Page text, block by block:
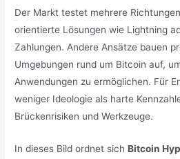
Der Markt testet mehrere
orientierte Lösungen wie Lightning
Zahlungen. Andere Ansätze bauen
Umgebungen rund um Bitcoin auf,
Anwendungen zu ermöglichen. Für
weniger Ideologie als harte
Brückenrisiken und Werkzeuge.
In dieses Bild ordnet sichBitcoin